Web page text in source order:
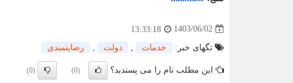
1403/06/02
13:33:18
تگهای خبر: خدمات دولت رضایتمندی
این مطلب نام را می پسندید؟ (0)
(0)